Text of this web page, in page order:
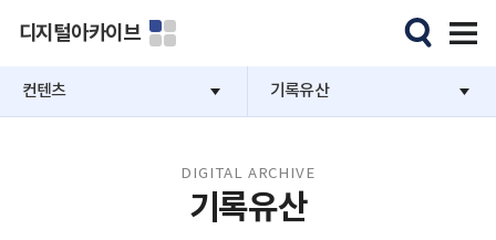
디지털아카이브
컨텐츠 기록유산
DIGITAL ARCHIVE
기록유산